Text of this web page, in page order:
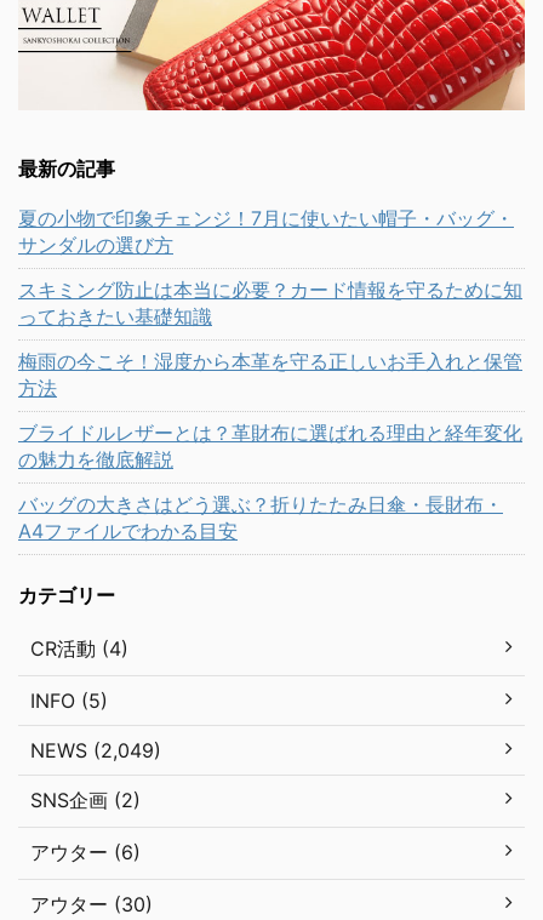
最新の記事
夏の小物で印象チェンジ！7月に使いたい帽子・バッグ・
サンダルの選び方
スキミング防止は本当に必要？カード情報を守るために知
っておきたい基礎知識
梅雨の今こそ！湿度から本革を守る正しいお手入れと保管
方法
ブライドルレザーとは？革財布に選ばれる理由と経年変化
の魅力を徹底解説
バッグの大きさはどう選ぶ？折りたたみ日傘・長財布・
A4ファイルでわかる目安
カテゴリー
CR活動 (4)
INFO (5)
NEWS (2,049)
SNS企画 (2)
アウター (6)
アウター (30)